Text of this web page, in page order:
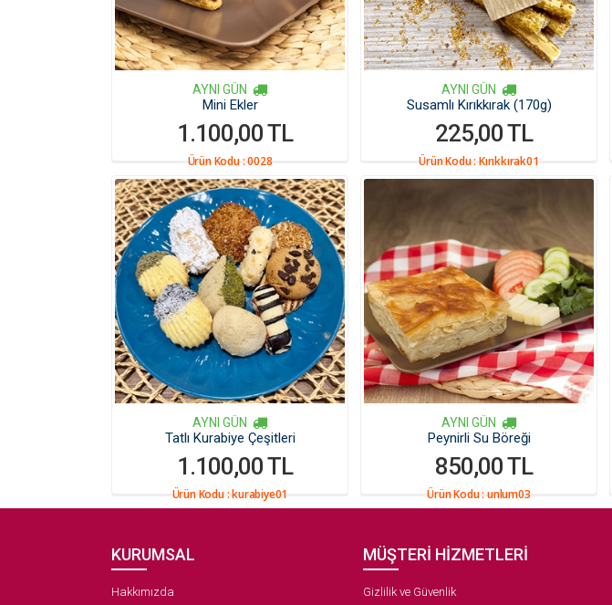
AYNI GÜN
Mini Ekler
1.100,00 TL
Ürün Kodu :0028
AYNI GÜN
Susamlı Kırıkkırak (170g)
225,00 TL
Ürün Kodu : Kırıkkırak01
AYNI GÜN
Tatlı Kurabiye Çeşitleri
1.100,00 TL
Ürün Kodu :kurabiye01
AYNI GÜN
Peynirli Su Böreği
850,00 TL
Ürün Kodu : unlum03
KURUMSAL
Hakkımızda
MÜŞTERİ HİZMETLERİ
Gizlilik ve Güvenlik